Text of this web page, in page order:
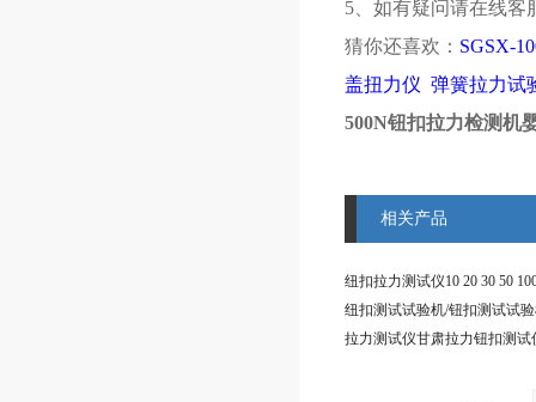
5、如有疑问请在线客
猜你还喜欢： SGSX-
盖扭力仪 弹簧拉力试
500N钮扣拉力检测机
相关产品
纽扣测试试验机/钮扣测试试
拉力测试仪甘肃拉力钮扣测试